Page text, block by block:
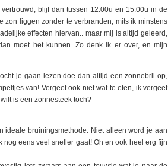
blijf dan tussen 12.00u en 15.00u in de
zon liggen zonder te verbranden, mits ik minstens
effecten hiervan.. maar mij is altijd geleerd,
moet het kunnen. Zo denk ik er over, en mijn
je gaan lezen doe dan altijd een zonnebril op,
van! Vergeet ook niet wat te eten, ik vergeet
is een zonnesteek toch?
ideale bruiningsmethode. Niet alleen word je aan
eens veel sneller gaat! Oh en ook heel erg fijn